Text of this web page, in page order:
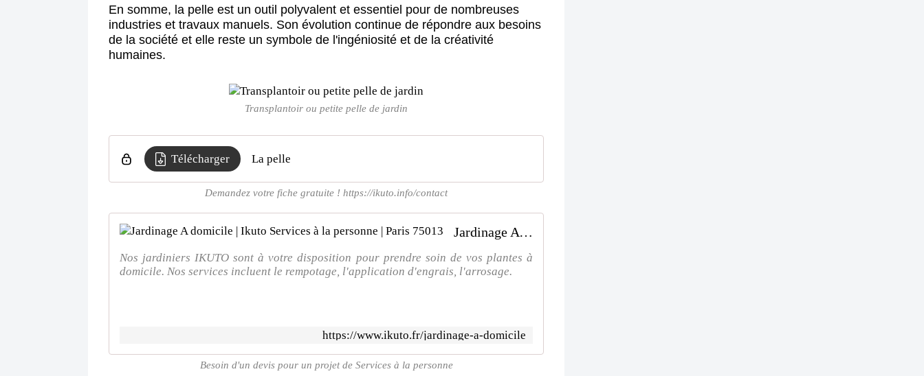
En somme, la pelle est un outil polyvalent et essentiel pour de nombreuses
industries et travaux manuels. Son évolution continue de répondre aux besoins
de la société et elle reste un symbole de l'ingéniosité et de la créativité
humaines.
Transplantoir ou petite pelle de jardin
Télécharger La pelle
Demandez votre fiche gratuite ! https://ikuto.info/contact
Jardinage A domicile | Ikuto Services à la personne | Paris 75013
Nos jardiniers IKUTO sont à votre disposition pour prendre soin de vos plantes à
domicile. Nos services incluent le rempotage, l'application d'engrais, l'arrosage.
https://www.ikuto.fr/jardinage-a-domicile
Besoin d'un devis pour un projet de Services à la personne